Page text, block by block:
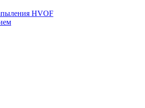
HVOF